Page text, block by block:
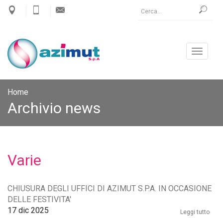
Cerca
Toggle
Home
Archivio news
Varie
CHIUSURA DEGLI UFFICI DI AZIMUT S.P.A. IN OCCASIONE
DELLE FESTIVITA'
17 dic 2025 Leggi tutto